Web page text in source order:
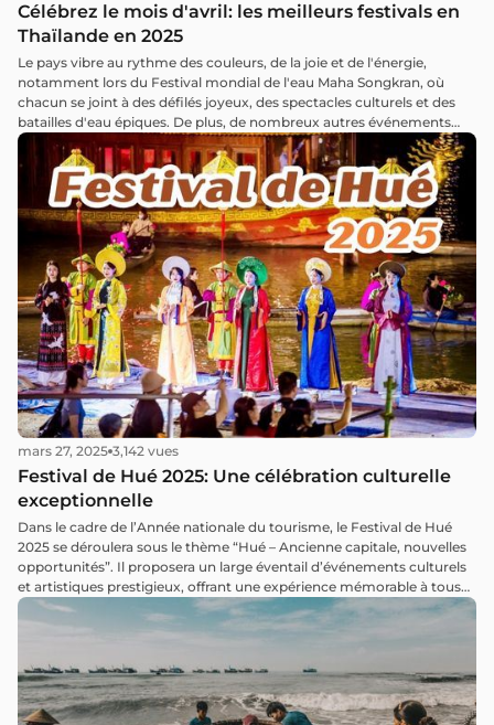
Célébrez le mois d'avril: les meilleurs festivals en
Thaïlande en 2025
Le pays vibre au rythme des couleurs, de la joie et de l'énergie,
notamment lors du Festival mondial de l'eau Maha Songkran, où
chacun se joint à des défilés joyeux, des spectacles culturels et des
batailles d'eau épiques. De plus, de nombreux autres événements
exceptionnels, des traditions locales aux expériences modernes et
originales, n'attendent que vous !
mars 27, 2025 3,142 vues
Festival de Hué 2025: Une célébration culturelle
exceptionnelle
Dans le cadre de l’Année nationale du tourisme, le Festival de Hué
2025 se déroulera sous le thème “Hué – Ancienne capitale, nouvelles
opportunités”. Il proposera un large éventail d’événements culturels
et artistiques prestigieux, offrant une expérience mémorable à tous
les participants.